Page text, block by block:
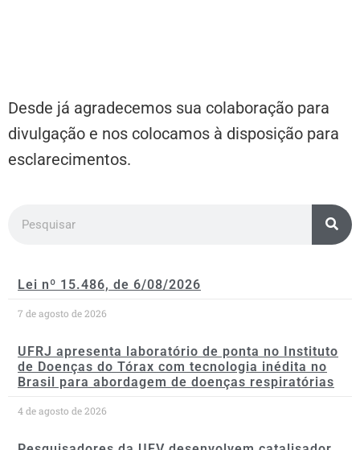
Desde já agradecemos sua colaboração para
divulgação e nos colocamos à disposição para
esclarecimentos.
Lei nº 15.486, de 6/08/2026
7 de agosto de 2026
UFRJ apresenta laboratório de ponta no Instituto
de Doenças do Tórax com tecnologia inédita no
Brasil para abordagem de doenças respiratórias
4 de agosto de 2026